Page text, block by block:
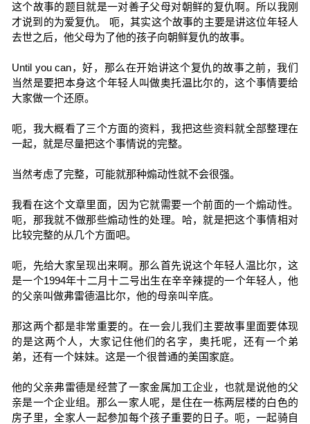
这个故事的题目就是一对善子父母对朝鲜的复仇啊。所以我刚
才说到的为爱复仇。 呃，其实这个故事的主要是讲这位年轻人
去世之后，他父母为了他的孩子向朝鲜复仇的故事。
Until you can，好，那么在开始讲这个复仇的故事之前，我们
当然是要把本身这个年轻人叫做奥托温比尔的，这个事情要给
大家做一个还原。
呃，我大概看了三个方面的资料，我把这些资料就全部整理在
一起，就是尽量把这个事情说的完整。
当然考虑了完整，可能就那种煽动性就不会很强。
我看在这个文章里面，因为它就需要一个前面的一个煽动性。
呃，那我就不做那些煽动性的处理。哈，就是把这个事情相对
比较完整的从几个方面吧。
呃，先给大家呈现出来啊。那么首先说这个年轻人温比尔，这
是一个1994年十二月十二号出生在辛辛辣提的一个年轻人，他
的父亲叫做弗雷德温比尔，他的母亲叫辛底。
那这两个都是非常重要的。在一会儿我们主要故事里面要体现
的是这两个人，大家记住他们的名字，奥托呢，还有一个弟
弟，还有一个妹妹。这是一个很普通的美国家庭。
他的父亲弗雷德是经营了一家金属加工企业，也就是说他的父
亲是一个企业组。那么一家人呢，是住在一栋两层楼的白色的
房子里，全家人一起参加每个孩子重要的日子。呃，一起骑自